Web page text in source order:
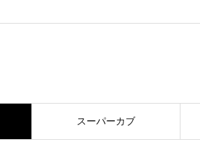
スーパーカブ